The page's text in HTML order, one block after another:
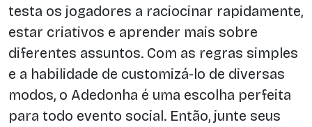
testa os jogadores a raciocinar rapidamente,
estar criativos e aprender mais sobre
diferentes assuntos. Com as regras simples
e a habilidade de customizá-lo de diversas
modos, o Adedonha é uma escolha perfeita
para todo evento social. Então, junte seus